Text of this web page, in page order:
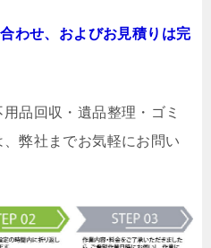
わせ、およびお見積りは完
品回収・遺品整理・ゴミ
弊社までお気軽にお問い